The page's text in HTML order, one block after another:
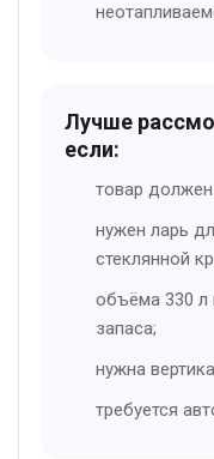
Лучше
если:
товар
нужен ларь
стеклянной
объёма 330 л
запаса;
нужна
требуется